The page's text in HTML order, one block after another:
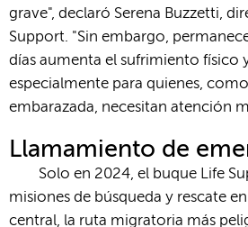
grave", declaró Serena Buzzetti,
Support. "Sin embargo,
días aumenta el sufrimiento físico
especialmente para quienes,
embarazada, necesitan atención
Llamamiento de
Solo en 2024, el buque Life
misiones de búsqueda y rescate
central, la ruta migratoria más